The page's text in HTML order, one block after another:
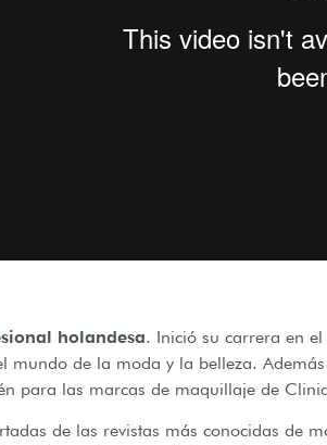
holandesa. Inició su carrera en
mundo de la moda y la belleza. Además
para las marcas de maquillaje de
de las revistas más conocidas de